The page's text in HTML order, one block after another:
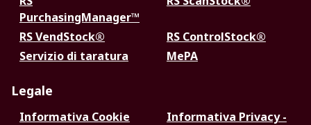
PurchasingManager™
RS VendStock®
RS ControlStock®
Servizio di taratura
MePA
Legale
Informativa Cookie
Informativa Privacy -